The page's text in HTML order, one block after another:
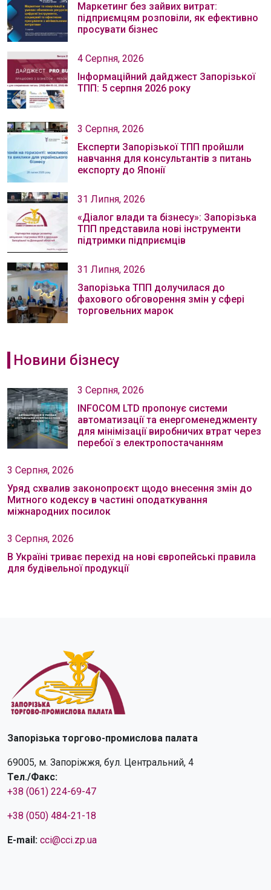
Маркетинг без зайвих витрат:
підприємцям розповіли, як ефективно
просувати бізнес
4 Серпня, 2026
Інформаційний дайджест Запорізької
ТПП: 5 серпня 2026 року
3 Серпня, 2026
Експерти Запорізької ТПП пройшли
навчання для консультантів з питань
експорту до Японії
31 Липня, 2026
«Діалог влади та бізнесу»: Запорізька
ТПП представила нові інструменти
підтримки підприємців
31 Липня, 2026
Запорізька ТПП долучилася до
фахового обговорення змін у сфері
торговельних марок
Новини бізнесу
3 Серпня, 2026
INFOCOM LTD пропонує системи
автоматизації та енергоменеджменту
для мінімізації виробничих втрат через
перебої з електропостачанням
3 Серпня, 2026
Уряд схвалив законопроєкт щодо внесення змін до
Митного кодексу в частині оподаткування
міжнародних посилок
3 Серпня, 2026
В Україні триває перехід на нові європейські правила
для будівельної продукції
Запорізька торгово-промислова палата
69005, м. Запоріжжя, бул. Центральний, 4
Тел./Факс:
+38 (061) 224-69-47
+38 (050) 484-21-18
E-mail: cci@cci.zp.ua